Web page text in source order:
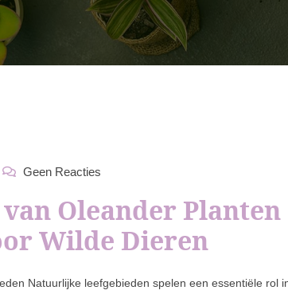
Geen Reacties
Oleander Planten
Wilde Dieren
Natuurlijke leefgebieden spelen een essentiële rol